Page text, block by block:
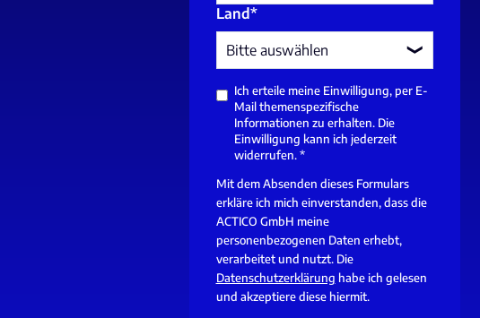
Land*
Ich erteile meine Einwilligung, per E-
Mail themenspezifische
Informationen zu erhalten. Die
Einwilligung kann ich jederzeit
widerrufen.*
Mit dem Absenden dieses Formulars
erkläre ich mich einverstanden, dass die
ACTICO GmbH meine
personenbezogenen Daten erhebt,
verarbeitet und nutzt. Die
Datenschutzerklärung habe ich gelesen
und akzeptiere diese hiermit.